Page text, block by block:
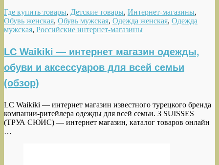
Где купить товары, Детские товары, Интернет-магазины,
Обувь женская, Обувь мужская, Одежда женская, Одежда
мужская, Российские интернет-магазины
LC Waikiki — интернет магазин одежды,
обуви и аксессуаров для всей семьи
(обзор)
LC Waikiki — интернет магазин известного турецкого бренда
компании-ритейлера одежды для всей семьи. 3 SUISSES
(ТРУА СЮИС) — интернет магазин, каталог товаров онлайн
…